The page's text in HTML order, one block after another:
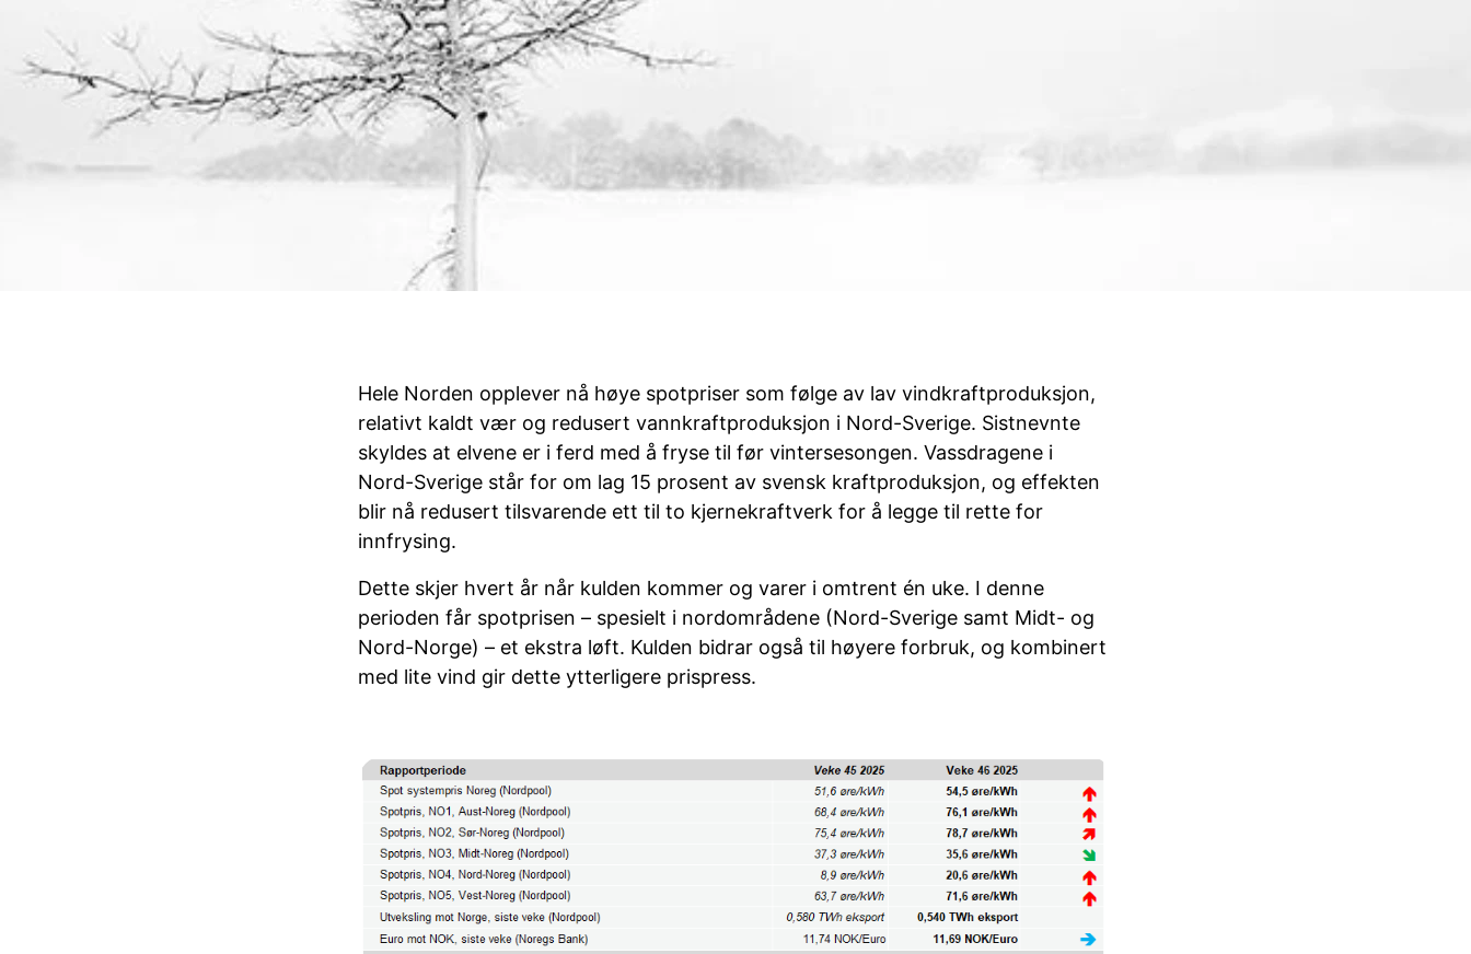
Hele Norden opplever nå høye spotpriser som følge av lav vindkraftproduksjon,
relativt kaldt vær og redusert vannkraftproduksjon i Nord-Sverige. Sistnevnte
skyldes at elvene er i ferd med å fryse til før vintersesongen. Vassdragene i
Nord-Sverige står for om lag 15 prosent av svensk kraftproduksjon, og effekten
blir nå redusert tilsvarende ett til to kjernekraftverk for å legge til rette for
innfrysing.
Dette skjer hvert år når kulden kommer og varer i omtrent én uke. I denne
perioden får spotprisen – spesielt i nordområdene (Nord-Sverige samt Midt- og
Nord-Norge) – et ekstra løft. Kulden bidrar også til høyere forbruk, og kombinert
med lite vind gir dette ytterligere prispress.